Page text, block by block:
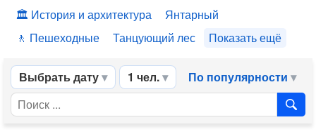
История и архитектура
Янтарный
Пешеходные
Танцующий лес Показать ещё
Выбрать дату 1 чел. По популярности